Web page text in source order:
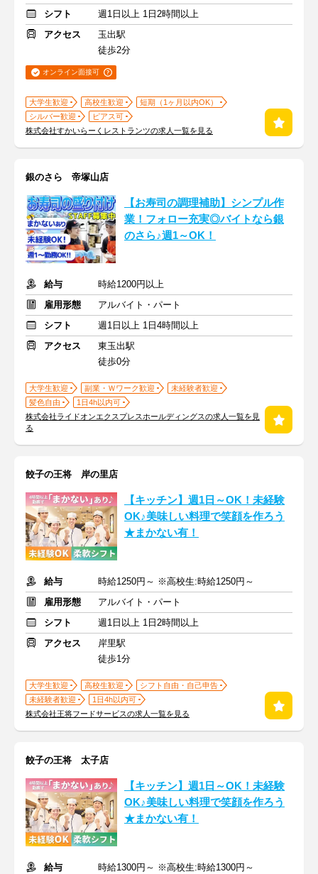
シフト
週1日以上 1日2時間以上
アクセス
玉出駅
徒歩2分
オンライン面接可
大学生歓迎 高校生歓迎
短期（1ヶ月以内OK）
シルバー歓迎
ピアス可
株式会社すかいらーくレストランツの求人一覧を見る
銀のさら 帝塚山店
【お寿司の調理補助】シンプル作
業！フォロー充実◎バイトなら銀
のさら♪週1～OK！
給与
時給1200円以上
雇用形態
アルバイト・パート
シフト
週1日以上 1日4時間以上
アクセス
東玉出駅
徒歩0分
大学生歓迎 副業・Ｗワーク歓迎
未経験者歓迎
髪色自由
1日4h以内可
株式会社ライドオンエクスプレスホールディングスの求人一覧を見
る
餃子の王将 岸の里店
【キッチン】週1日～OK！未経験
OK♪美味しい料理で笑顔を作ろう
★まかない有！
給与
時給1250円～ ※高校生:時給1250円～
雇用形態
アルバイト・パート
シフト
週1日以上 1日2時間以上
アクセス
岸里駅
徒歩1分
大学生歓迎 高校生歓迎
シフト自由・自己申告
未経験者歓迎
1日4h以内可
株式会社王将フードサービスの求人一覧を見る
餃子の王将 太子店
【キッチン】週1日～OK！未経験
OK♪美味しい料理で笑顔を作ろう
★まかない有！
給与
時給1300円～ ※高校生:時給1300円～